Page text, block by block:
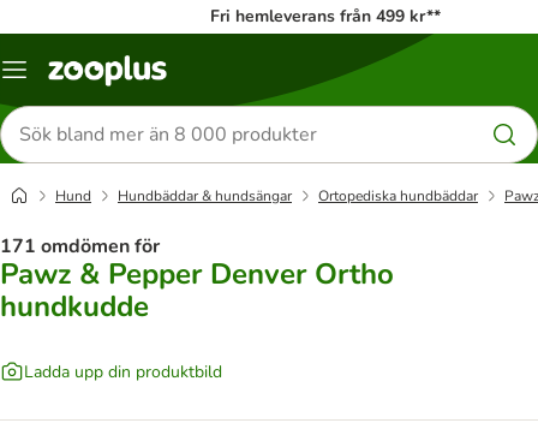
Fri hemleverans från 499 kr**
Katalogmeny
Sök
efter
produkter
Hund Hundbäddar & hundsängar Ortopediska hundbäddar
171 omdömen för
Pawz & Pepper Denver Ortho
hundkudde
Ladda upp din produktbild